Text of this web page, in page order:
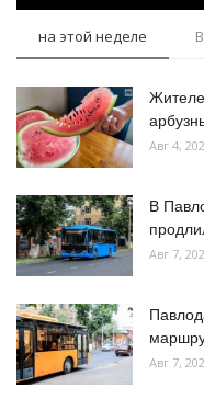
на этой неделе
Авг 4,
В
Авг 7,
Авг 7,